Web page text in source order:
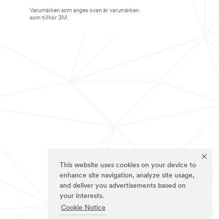
This website uses cookies on your device to
enhance site navigation, analyze site usage,
and deliver you advertisements based on
your interests.
Cookie Notice
Varumärken som anges ovan är varumärken
som tillhör 3M.